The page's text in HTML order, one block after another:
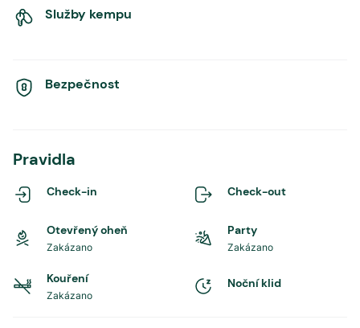
Služby kempu
Bezpečnost
Pravidla
Check-in Check-out
Otevřený oheň
Zakázano
Party
Zakázano
Kouření
Zakázano
Noční klid